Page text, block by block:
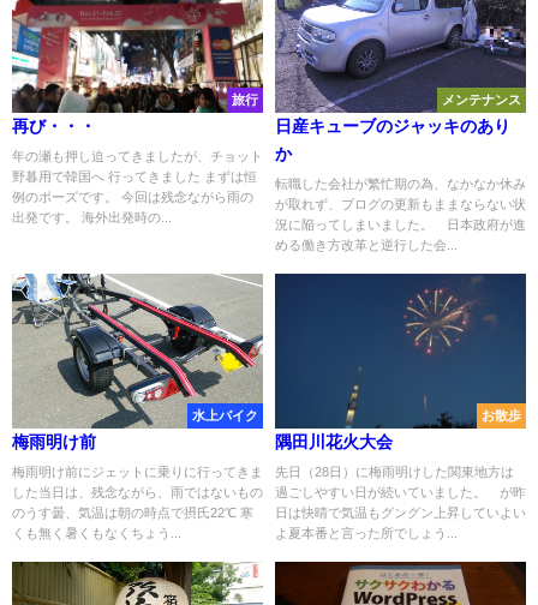
旅行
再び・・・
年の瀬も押し迫ってきましたが、チョット
野暮用で韓国へ 行ってきました まずは恒
例のポーズです。 今回は残念ながら雨の
出発です。 海外出発時の...
メンテナンス
日産キューブのジャッキのあり
か
転職した会社が繁忙期の為、なかなか休み
が取れず、ブログの更新もままならない状
況に陥ってしまいました。 日本政府が進
める働き方改革と逆行した会...
水上バイク
梅雨明け前
梅雨明け前にジェットに乗りに行ってきま
した当日は、残念ながら、雨ではないもの
のうす曇、気温は朝の時点で摂氏22℃ 寒
くも無く暑くもなくちょう...
お散歩
隅田川花火大会
先日（28日）に梅雨明けした関東地方は
過ごしやすい日が続いていました。 が昨
日は快晴で気温もグングン上昇していよい
よ夏本番と言った所でしょう...